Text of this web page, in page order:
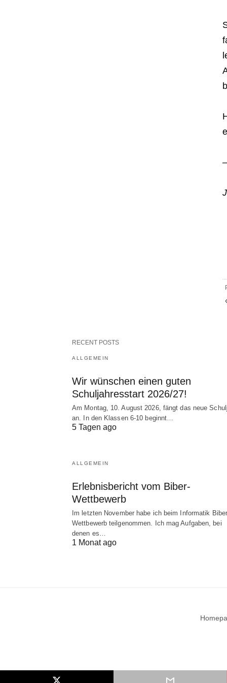
RECENT POSTS
ALLGEMEIN
Wir wünschen einen guten
Schuljahresstart 2026/27!
Am Montag, 10. August 2026, fängt das neue
an. In den Klassen 6-10 beginnt…
5 Tagen ago
ALLGEMEIN
Erlebnisbericht vom Biber-
Wettbewerb
Im letzten November habe ich beim Informatik
Wettbewerb teilgenommen. Ich mag Aufgaben, bei
denen es…
1 Monat ago